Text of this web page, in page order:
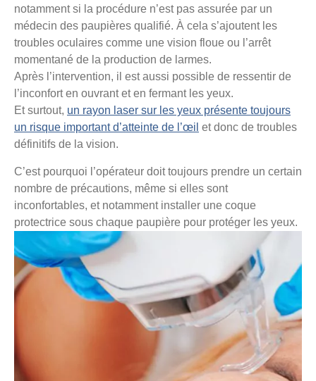
notamment si la procédure n’est pas assurée par un
médecin des paupières qualifié. À cela s’ajoutent les
troubles oculaires comme une vision floue ou l’arrêt
momentané de la production de larmes.
Après l’intervention, il est aussi possible de ressentir de
l’inconfort en ouvrant et en fermant les yeux.
Et surtout, un rayon laser sur les yeux présente toujours
un risque important d’atteinte de l’œil et donc de troubles
définitifs de la vision.
C’est pourquoi l’opérateur doit toujours prendre un certain
nombre de précautions, même si elles sont
inconfortables, et notamment installer une coque
protectrice sous chaque paupière pour protéger les yeux.